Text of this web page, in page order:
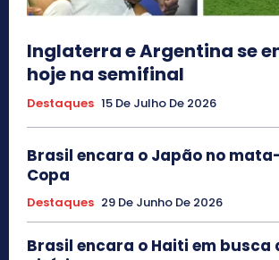
Inglaterra e Argentina se
hoje na semifinal
Destaques 15 De Julho De 2026
Brasil encara o Japão no
Copa
Destaques 29 De Junho De 2026
Brasil encara o Haiti em busca